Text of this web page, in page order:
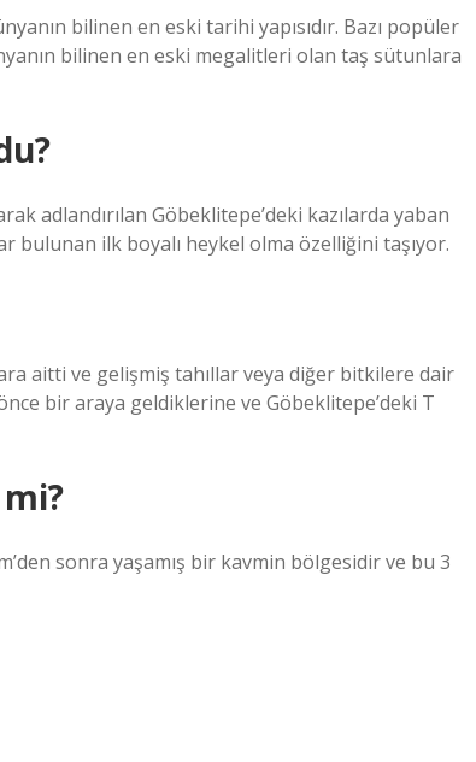
bilinen en eski tarihi yapısıdır. Bazı popüler
bilinen en eski megalitleri olan taş sütunlara
adlandırılan Göbeklitepe’deki kazılarda yaban
ilk boyalı heykel olma özelliğini taşıyor.
aitti ve gelişmiş tahıllar veya diğer bitkilere dair
bir araya geldiklerine ve Göbeklitepe’deki T
sonra yaşamış bir kavmin bölgesidir ve bu 3